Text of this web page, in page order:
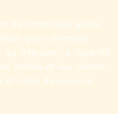
de nombreux goûts
pour diverses
déjeuner, à l’apéritif
invités et vos clients
et riche de saveurs.